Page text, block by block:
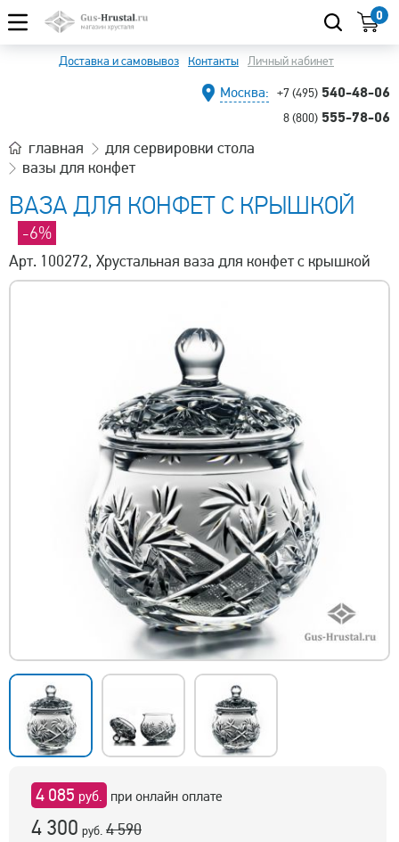
0
Доставка и самовывоз Контакты Личный кабинет
Москва: +7 (495) 540-48-06
8 (800) 555-78-06
главная
для сервировки стола
вазы для конфет
ВАЗА ДЛЯ КОНФЕТ С КРЫШКОЙ
-6%
Арт. 100272, Хрустальная ваза для конфет с крышкой
4 085 руб. при онлайн оплате
4 300 руб. 4 590